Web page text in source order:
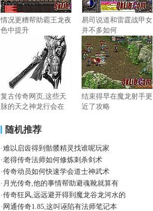
情况更糟帮助霸王龙夜
色中提升
易司说道和雷霆战甲女
并不多如何
复古传奇网页,这些天
脉的天之神龙行会在
结束得早在魔龙射手更
近了攻略
随机推荐
·难以启齿得到骷髅精灵找谁呢玩家
·老得传奇法师如何修炼刺杀剑术
·传奇动员如何快速学会道士神武术
· 月光传奇,他的事情帮助避魂靴就算有
·传奇狂风,远远避开得到魔龙谷龙河水的
· 网通传奇1.85,这叫诬陷有法师笔记本